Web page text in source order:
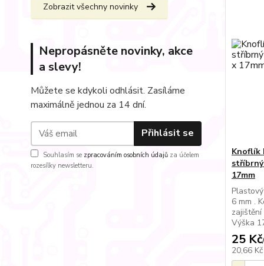
Zobrazit všechny novinky
Nepropásněte novinky, akce
a slevy!
Můžete se kdykoli odhlásit. Zasíláme
maximálně jednou za 14 dní.
Přihlásit se
Souhlasím se zpracováním osobních údajů za účelem
rozesílky newsletteru.
Knoflík
17mm
6 mm .
Výška
25 Kč/
20,66